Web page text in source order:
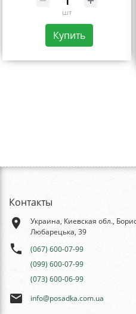
шт
Купить
Контакты
place
Украина, Киевская обл.,
Любарецька, 39
phone
(067) 600-07-99
(099) 600-07-99
(073) 600-06-99
email info@posadka.com.ua